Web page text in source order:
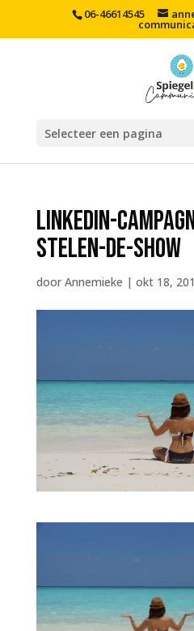
06-46614545
Selecteer een pagina
linkedin-
stelen-de-show
door Annemieke | okt 18,